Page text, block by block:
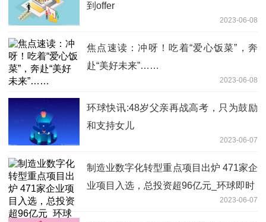
到offer
2023-06-08
焦点速读：冲呀！吃着“爱心饭菜”，奔
赴“美好未来”……
2023-06-08
环球快讯:48岁父亲再战高考，只为鼓励
和支持女儿
2023-06-07
制造业数字化转型重点项目出炉 471家企
业项目入选，总投资超96亿元_环球即时
2023-06-07